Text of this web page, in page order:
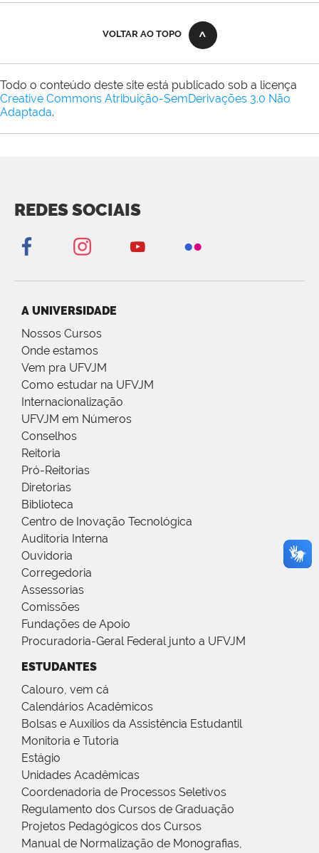
VOLTAR AO TOPO
Todo o conteúdo deste site está publicado sob a licença
Creative Commons Atribuição-SemDerivações 3.0 Não
Adaptada.
REDES SOCIAIS
A UNIVERSIDADE
Nossos Cursos
Onde estamos
Vem pra UFVJM
Como estudar na UFVJM
Internacionalização
UFVJM em Números
Conselhos
Reitoria
Pró-Reitorias
Diretorias
Biblioteca
Centro de Inovação Tecnológica
Auditoria Interna
Ouvidoria
Corregedoria
Assessorias
Comissões
Fundações de Apoio
Procuradoria-Geral Federal junto a UFVJM
ESTUDANTES
Calouro, vem cá
Calendários Acadêmicos
Bolsas e Auxílios da Assistência Estudantil
Monitoria e Tutoria
Estágio
Unidades Acadêmicas
Coordenadoria de Processos Seletivos
Regulamento dos Cursos de Graduação
Projetos Pedagógicos dos Cursos
Manual de Normalização de Monografias,